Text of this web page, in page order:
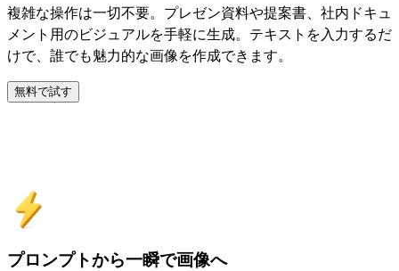
複雑な操作は一切不要。プレゼン資料や提案書、社内ドキュ
メント用のビジュアルを手軽に生成。テキストを入力するだ
けで、誰でも魅力的な画像を作成できます。
無料で試す
プロンプトから一瞬で画像へ